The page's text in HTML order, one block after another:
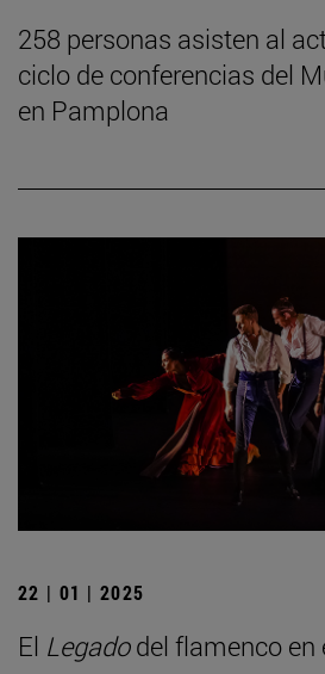
258 personas asisten al
ciclo de conferencias del
en Pamplona
22 | 01 | 2025
El Legadodel flamenco en